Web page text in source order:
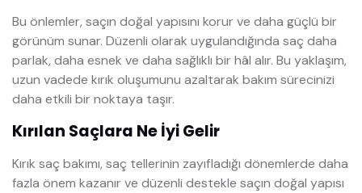
Bu önlemler, saçın doğal yapısını korur ve daha güçlü bir
görünüm sunar. Düzenli olarak uygulandığında saç daha
parlak, daha esnek ve daha sağlıklı bir hâl alır. Bu yaklaşım,
uzun vadede kırık oluşumunu azaltarak bakım sürecinizi
daha etkili bir noktaya taşır.
Kırılan Saçlara Ne İyi Gelir
Kırık saç bakımı, saç tellerinin zayıfladığı dönemlerde daha
fazla önem kazanır ve düzenli destekle saçın doğal yapısı